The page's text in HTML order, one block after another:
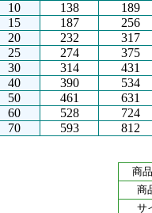
10
138
189
15
187
256
20
232
317
25
274
375
30
314
431
40
390
534
50
461
631
60
528
724
70
593 812
商
商
サ